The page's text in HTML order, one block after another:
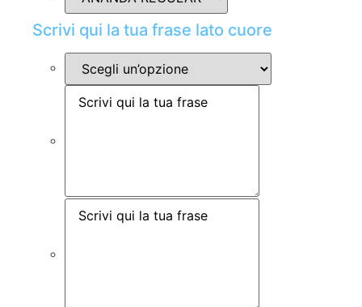
Scrivi qui la tua frase lato cuore